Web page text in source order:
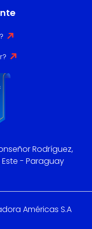
Rodríguez,
- Paraguay
Américas S.A